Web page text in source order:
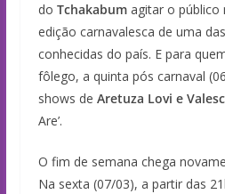
do Tchakabumagitar o público
edição carnavalesca de uma
conhecidas do país. E para
fôlego, a quinta pós carnaval
shows de Aretuza Lovi e
Are’.
O fim de semana chega
Na sexta (07/03), a partir das